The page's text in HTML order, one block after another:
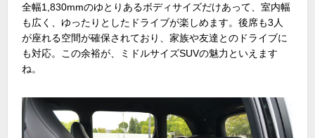
全幅1,830mmのゆとりあるボディサイズだけあって、室内幅
も広く、ゆったりとしたドライブが楽しめます。後席も3 人
が座れる空間が確保されており、家族や友達とのドライブに
も対応。この余裕が、ミドルサイズSUVの魅力といえます
ね。